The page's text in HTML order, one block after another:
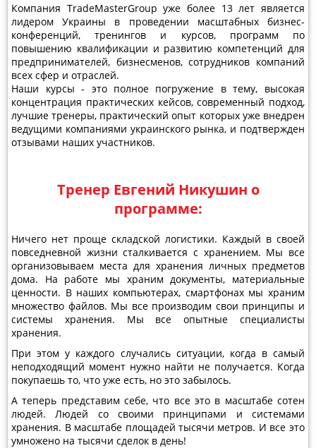
Компания TradeMasterGroup уже более 13 лет является
лидером Украины в проведении масштабных бизнес-
конференций, тренингов и курсов, программ по
повышению квалификации и развитию компетенций для
предпринимателей, бизнесменов, сотрудников компаний
всех сфер и отраслей.
Наши курсы - это полное погружение в тему, высокая
концентрация практических кейсов, современный подход,
лучшие тренеры, практический опыт которых уже внедрен
ведущими компаниями украинского рынка, и подтвержден
отзывами наших участников.
Тренер Евгений Никушин о
программе:
Ничего нет проще складской логистики. Каждый в своей
повседневной жизни сталкивается с хранением. Мы все
организовываем места для хранения личных предметов
дома. На работе мы храним документы, материальные
ценности. В наших компьютерах, смартфонах мы храним
множество файлов. Мы все производим свои принципы и
системы хранения. Мы все опытные специалисты
хранения.
При этом у каждого случались ситуации, когда в самый
неподходящий момент нужно найти не получается. Когда
покупаешь то, что уже есть, но это забылось.
А теперь представим себе, что все это в масштабе сотен
людей. Людей со своими принципами и системами
хранения. В масштабе площадей тысячи метров. И все это
умножено на тысячи сделок в день!